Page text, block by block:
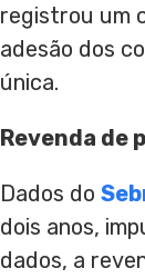
registrou um
adesão dos
única.
Revenda de
Dados do
dois anos,
dados, a